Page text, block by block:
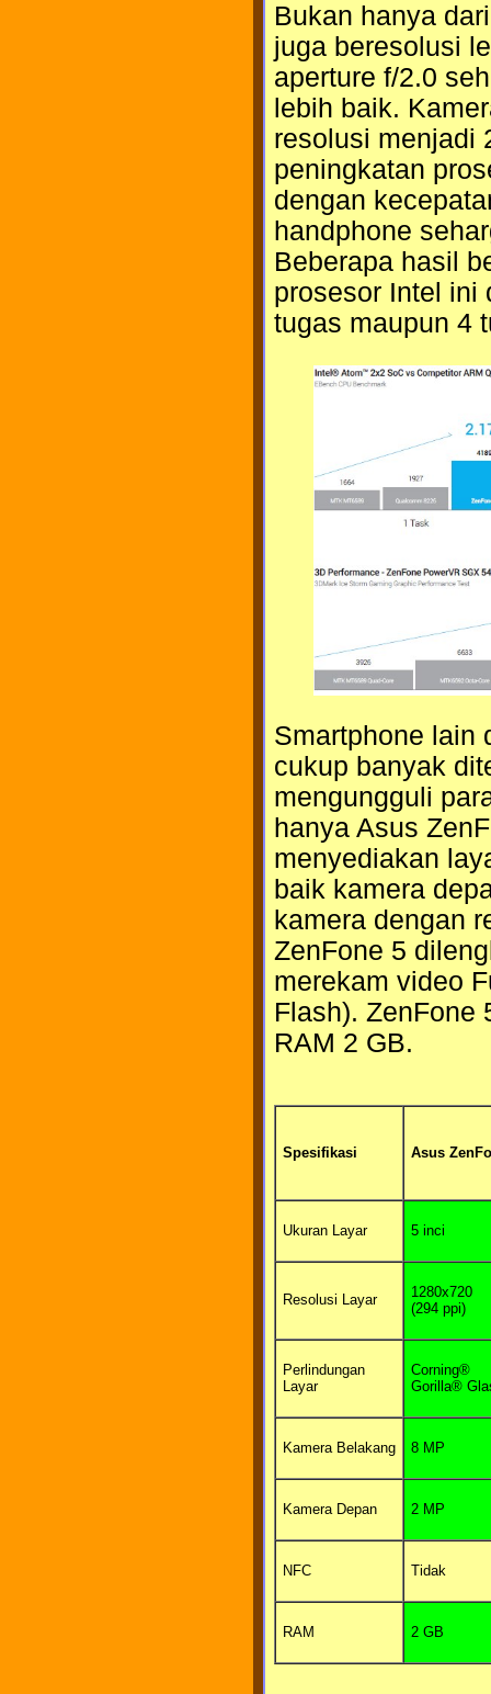
Bukan hanya
juga beresolusi
aperture f/2.0
lebih baik.
resolusi menjadi
peningkatan
dengan
handphone
Beberapa hasil
prosesor Intel ini
tugas maupun 4
Smartphone lain
cukup banyak
mengungguli
hanya Asus
menyediakan
baik kamera
kamera dengan
ZenFone 5
merekam video
Flash). ZenFone
RAM 2 GB.
Spesifikasi Asus
Ukuran Layar 5 inci
Resolusi Layar
1280x720
(294 ppi)
Perlindungan
Layar
Corning®
Gorilla®
Kamera Belakang 8 MP
Kamera Depan 2 MP
NFC Tidak
RAM 2 GB